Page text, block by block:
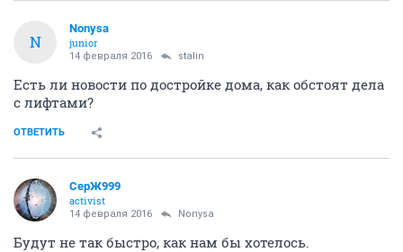
N
Nonysa
junior
14 февраля 2016 stalin
Есть ли новости по достройке дома, как обстоят дела
с лифтами?
ОТВЕТИТЬ
СерЖ999
activist
14 февраля 2016 Nonysa
Будут не так быстро, как нам бы хотелось.